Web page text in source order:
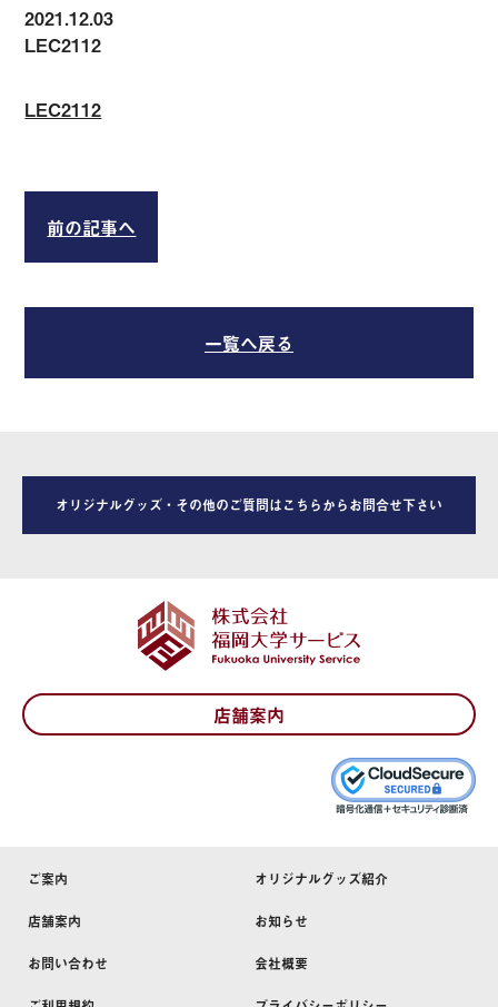
2021.12.03
LEC2112
LEC2112
前の記事へ
一覧へ戻る
オリジナルグッズ・その他のご質問はこちらからお問合せ下さい
店舗案内
ご案内 オリジナルグッズ紹介
店舗案内 お知らせ
お問い合わせ 会社概要